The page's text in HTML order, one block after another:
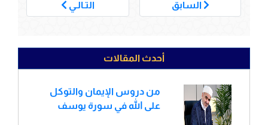
السابق التـالـي
أحدث المقالات
من دروس الإيمان والتوكل
على الله في سورة يوسف